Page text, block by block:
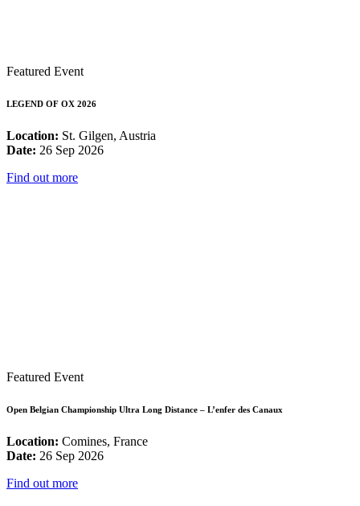
Featured Event
LEGEND OF OX 2026
Location: St. Gilgen, Austria
Date: 26 Sep 2026
Find out more
Featured Event
Open Belgian Championship Ultra Long Distance – L’enfer des Canaux
Location: Comines, France
Date: 26 Sep 2026
Find out more